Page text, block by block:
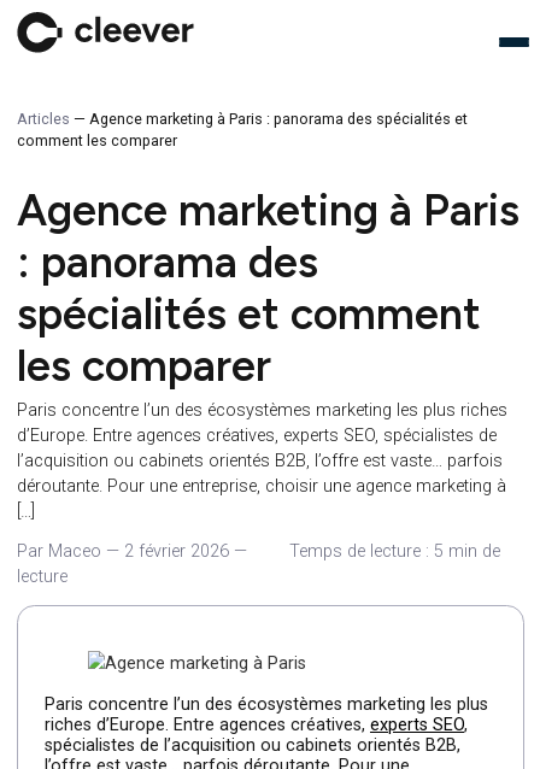
— Agence marketing à Paris : panorama des spécialités et
comment les comparer
Agence marketing à
: panorama des
spécialités et comment
les comparer
Paris concentre l’un des écosystèmes marketing les plus
d’Europe. Entre agences créatives, experts SEO, spécialistes
l’acquisition ou cabinets orientés B2B, l’offre est vaste…
déroutante. Pour une entreprise, choisir une agence
[…]
Par Maceo—2 février 2026— Temps de lecture : 5 min